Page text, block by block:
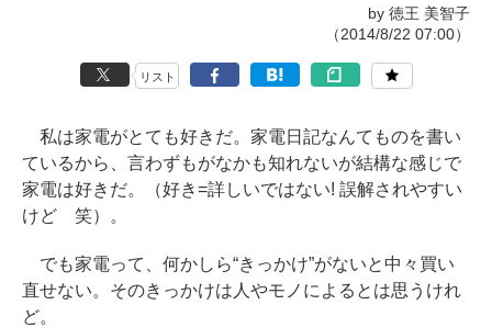
by 徳王 美智子
（2014/8/22 07:00）
リスト
私は家電がとても好きだ。家電日記なんてものを書い
ているから、言わずもがなかも知れないが結構な感じで
家電は好きだ。（好き=詳しいではない! 誤解されやすい
けど 笑）。
でも家電って、何かしら“きっかけ”がないと中々買い
直せない。そのきっかけは人やモノによるとは思うけれ
ど。